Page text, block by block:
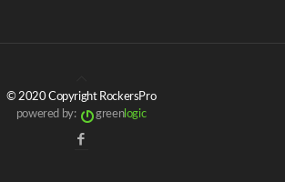
© 2020 Copyright RockersPro
powered by:
greenlogic